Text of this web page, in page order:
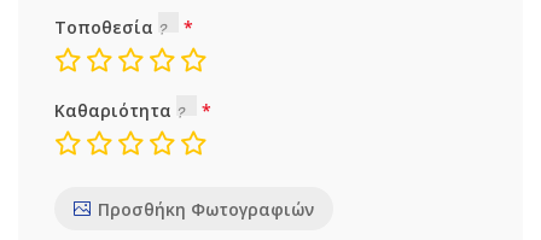
Τοποθεσία
Καθαριότητα
Προσθήκη Φωτογραφιών